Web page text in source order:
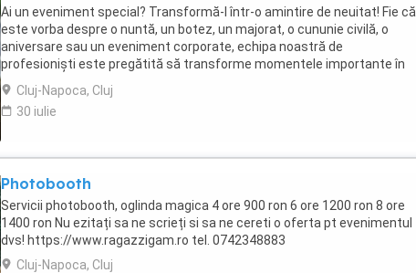
Ai un eveniment special? Transformă-l într-o amintire de neuitat! Fie că
este vorba despre o nuntă, un botez, un majorat, o cununie civilă, o
aniversare sau un eveniment corporate, echipa noastră de
profesioniști este pregătită să transforme momentele importante în
amintiri de neuitat. Capturăm emoția, ...
Cluj-Napoca, Cluj
30 iulie
Photobooth
Servicii photobooth, oglinda magica 4 ore 900 ron 6 ore 1200 ron 8 ore
1400 ron Nu ezitați sa ne scrieți si sa ne cereti o oferta pt evenimentul
dvs! https://www.ragazzigam.ro tel. 0742348883
Cluj-Napoca, Cluj